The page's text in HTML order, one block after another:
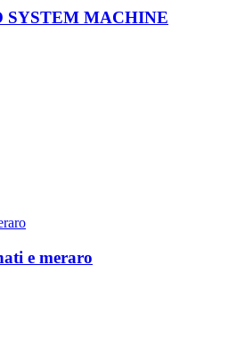
SYSTEM MACHINE
e meraro